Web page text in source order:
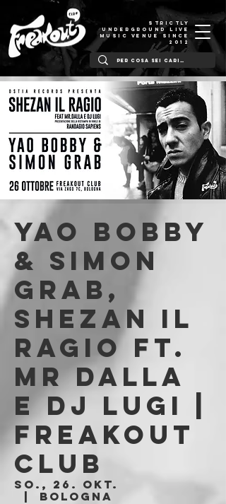
STRICTLY
UNDERGROUND LIVE
MUSIC VENUE SINCE
2012
Yao Bobby
& Simon
Grab,
Shezan Il
Ragio ft.
Mr Dalla
e Dj Lugi |
Freakout
Club
So., 26. Okt.
Bologna